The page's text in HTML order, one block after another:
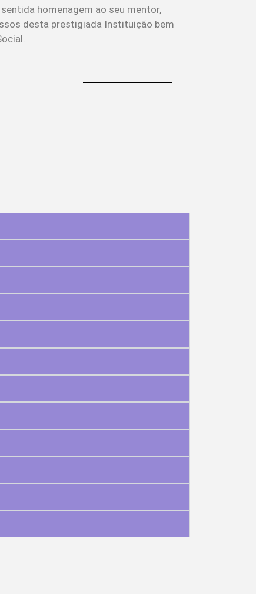
homenagem ao seu mentor,
desta prestigiada Instituição bem